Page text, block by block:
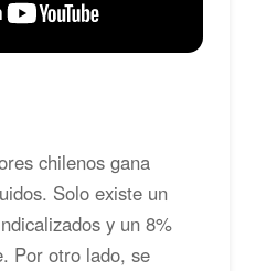
chilenos gana
Solo existe un
y un 8%
Por otro lado, se